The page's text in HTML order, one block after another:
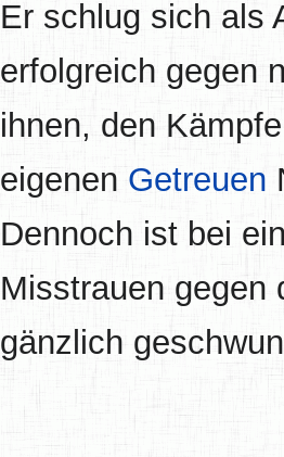
Er schlug sich als
erfolgreich gegen
ihnen, den
eigenen Getreuen
Dennoch ist bei
Misstrauen gegen
gänzlich